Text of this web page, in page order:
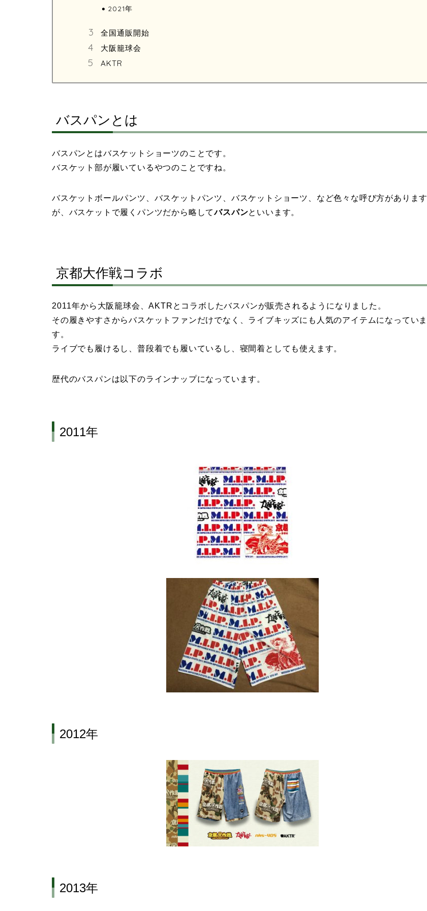
2021年
全国通販開始
大阪籠球会
AKTR
バスパンとは
バスパンとはバスケットショーツのことです。
バスケット部が履いているやつのことですね。
バスケットボールパンツ、バスケットパンツ、バスケットショーツ、など色々な呼び方があります
が、バスケットで履くパンツだから略してバスパンといいます。
京都大作戦コラボ
2011年から大阪籠球会、AKTRとコラボしたバスパンが販売されるようになりました。
その履きやすさからバスケットファンだけでなく、ライブキッズにも人気のアイテムになっていま
す。
ライブでも履けるし、普段着でも履いているし、寝間着としても使えます。
歴代のバスパンは以下のラインナップになっています。
2011年
2012年
2013年